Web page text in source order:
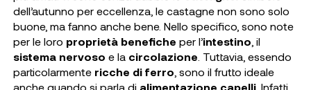
dell’autunno per eccellenza, le castagne non sono solo
buone, ma fanno anche bene. Nello specifico, sono note
per le loro proprietà benefiche per l’intestino , il
sistema nervoso e la circolazione . Tuttavia, essendo
particolarmente ricche di ferro , sono il frutto ideale
anche quando si parla di alimentazione capelli. Infatti,